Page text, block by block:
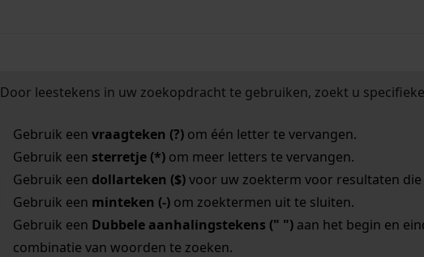
Door leestekens in uw zoekopdracht te gebruiken, zoekt u
Gebruik een vraagteken (?)om één letter te vervangen.
Gebruik een sterretje (*)om meer letters te vervangen.
Gebruik een dollarteken ($)voor uw zoekterm voor resultaten die
Gebruik een minteken (-)om zoektermen uit te sluiten.
Gebruik een Dubbele aanhalingstekens (" ")aan het begin en
combinatie van woorden te zoeken.